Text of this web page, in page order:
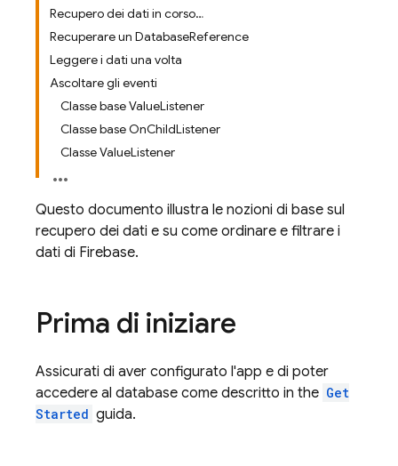
Recupero dei dati in corso…
Recuperare un DatabaseReference
Leggere i dati una volta
Ascoltare gli eventi
Classe base ValueListener
Classe base OnChildListener
Classe ValueListener
Questo documento illustra le nozioni di base sul
recupero dei dati e su come ordinare e filtrare i
dati di Firebase.
Prima di iniziare
Assicurati di aver configurato l'app e di poter
accedere al database come descritto in the Get
Started guida.